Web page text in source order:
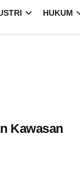
HUKUM
Kawasan